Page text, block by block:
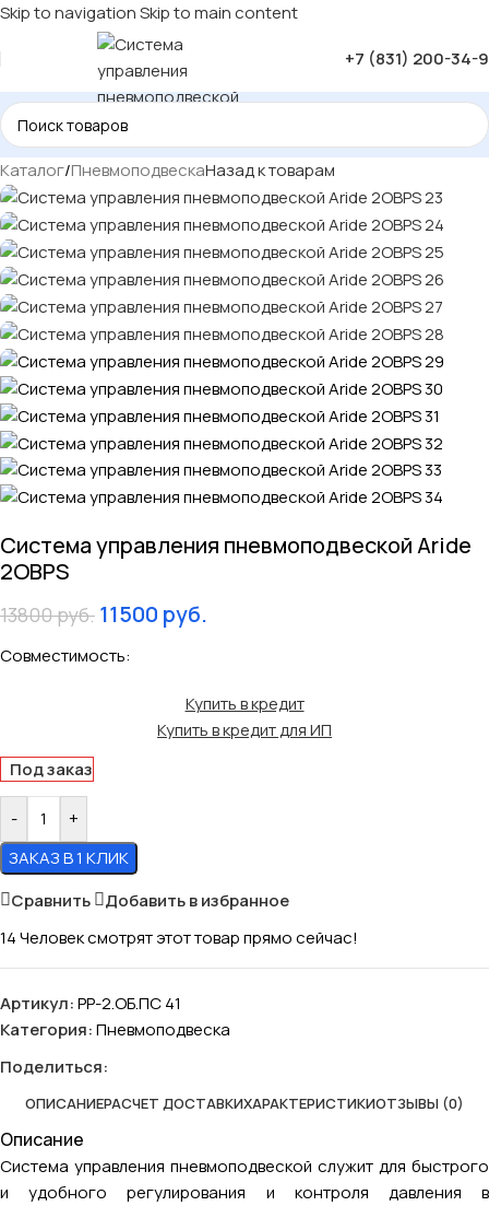
Skip to navigationSkip to main content
+7 (831) 200-34-
Каталог/ПневмоподвескаНазад к товарам
Система управления пневмоподвеской Aride
2OBPS
13800руб. 11500 руб.
Совместимость:
Купить в кредит
Купить в кредит для ИП
Под заказ
-
+
ЗАКАЗ В 1 КЛИК
Сравнить
Добавить в избранное
14Человек смотрят этот товар прямо сейчас!
Артикул:PP-2.ОБ.ПС 41
Категория:Пневмоподвеска
Поделиться:
ОПИСАНИЕРАСЧЕТ ДОСТАВКИХАРАКТЕРИСТИКИОТЗЫВЫ (0)
Описание
Система управления пневмоподвеской служит для быстрого
и удобного регулирования и контроля давления в